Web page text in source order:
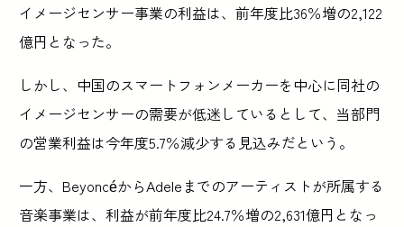
イメージセンサー事業の利益は、前年度比36％増の2,122
億円となった。
しかし、中国のスマートフォンメーカーを中心に同社の
イメージセンサーの需要が低迷しているとして、当部門
の営業利益は今年度5.7％減少する見込みだという。
一方、BeyoncéからAdeleまでのアーティストが所属する
音楽事業は、利益が前年度比24.7％増の2,631億円となっ